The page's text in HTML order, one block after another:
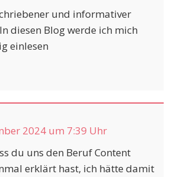
und informativer
diesen Blog werde ich mich
einlesen
2024 um 7:39 Uhr
du uns den Beruf Content
erklärt hast, ich hätte damit